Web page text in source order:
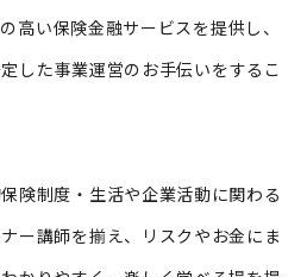
高い保険金融サービスを提供し、
した事業運営のお手伝いをするこ
険制度・生活や企業活動に関わる
ー講師を揃え、リスクやお金にま